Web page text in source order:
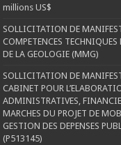
millions US$
SOLLICITATION DE
COMPETENCES
DE LA GEOLOGIE (MMG)
SOLLICITATION DE
CABINET POUR
ADMINISTRATIVES,
MARCHES DU PROJET DE
GESTION DES DEPENSES
(P513145)